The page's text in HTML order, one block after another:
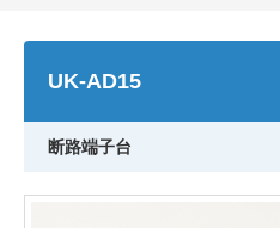
トップページへ
UK-AD15
断路端子台